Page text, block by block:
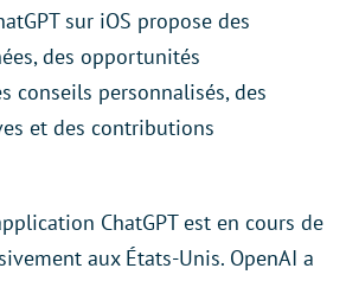
sur iOS propose des
des opportunités
conseils personnalisés, des
et des contributions
ChatGPT est en cours de
aux États-Unis. OpenAI a